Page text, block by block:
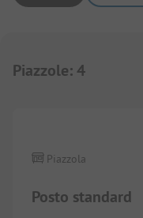
Piazzole: 4
Posto standard
Piazzola